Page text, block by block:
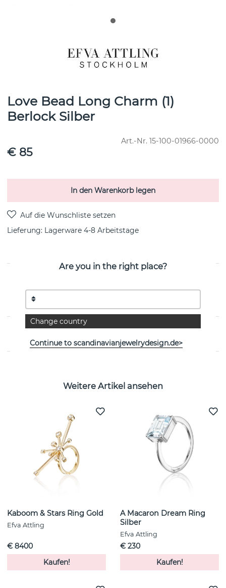
Love Bead Long Charm (1)
Berlock Silber
Art.-Nr. 15-100-01966-0000
€ 85
In den Warenkorb legen
Lieferung: Lagerware 4-8 Arbeitstage
Berlock (1) till 101 Hoops, i sterlingsilber von der
schwedischen Marke Efva Attling
Weitere Artikel ansehen
Kaboom & Stars Ring Gold
Efva Attling
€ 8400
Kaufen!
A Macaron Dream Ring
Silber
Efva Attling
€ 230
Kaufen!
Are you in the right place?
Change country
Continue to scandinavianjewelrydesign.de>